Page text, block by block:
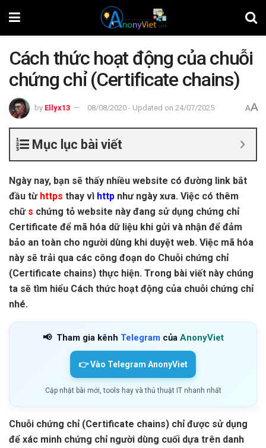
Cách thức hoạt động của chuỗi
chứng chỉ (Certificate chains)
by Ellyx13 08/08/2020 - Updated on 24/07/2025 AA
Mục lục bài viết
Ngày nay, bạn sẽ thấy nhiều website có đường link bắt
đầu từ https thay vì http như ngày xưa. Việc có thêm
chữ s chứng tỏ website này đang sử dụng chứng chỉ
Certificate để mã hóa dữ liệu khi gửi và nhận để đảm
bảo an toàn cho người dùng khi duyệt web. Việc mã hóa
này sẽ trải qua các công đoạn do Chuỗi chứng chỉ
(Certificate chains) thực hiện. Trong bài viết này chúng
ta sẽ tìm hiểu Cách thức hoạt động của chuỗi chứng chỉ
nhé.
📢 Tham gia kênh Telegram của AnonyViet
👉 Vào Telegram AnonyViet
Cập nhật bài mới, tools hay và thủ thuật IT nhanh nhất
Chuỗi chứng chỉ (Certificate chains) chỉ được sử dụng
để xác minh chứng chỉ người dùng cuối dựa trên danh